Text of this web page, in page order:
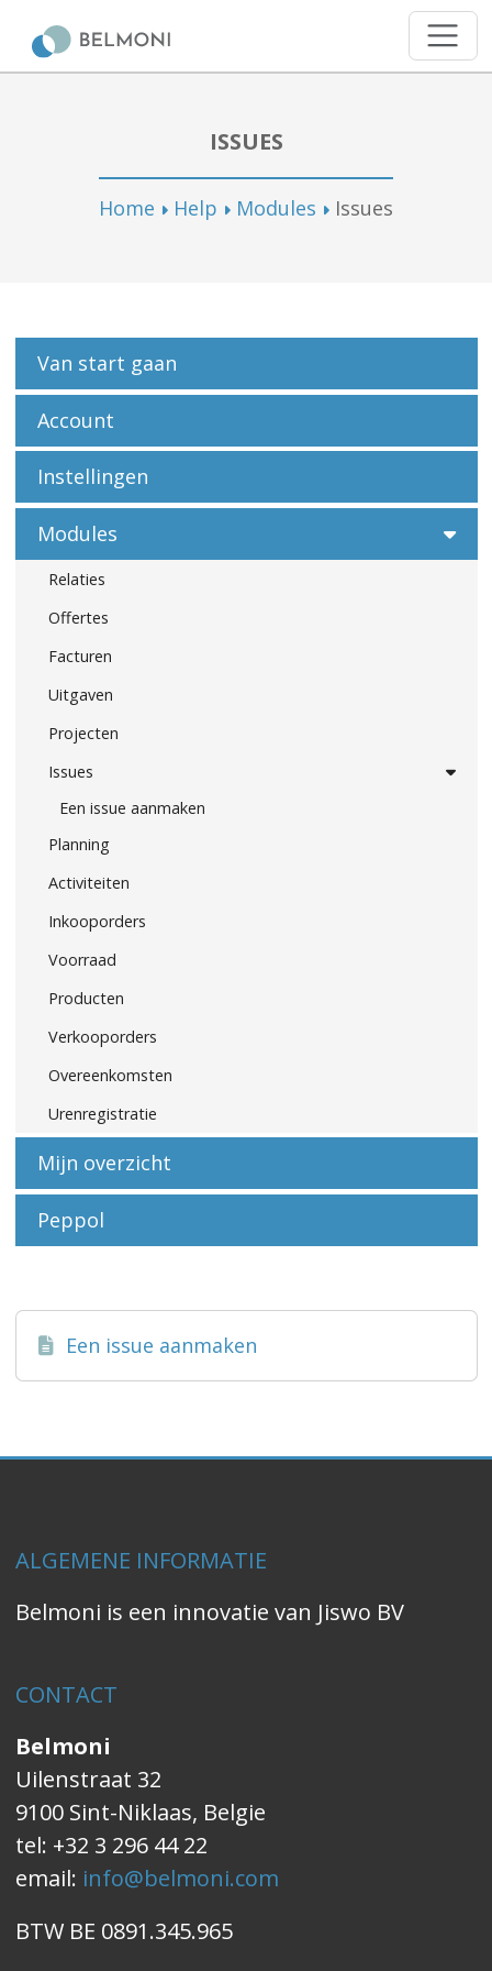
ISSUES
Home Help Modules Issues
Van start gaan
Account
Instellingen
Modules
Relaties
Offertes
Facturen
Uitgaven
Projecten
Issues
Een issue aanmaken
Planning
Activiteiten
Inkooporders
Voorraad
Producten
Verkooporders
Overeenkomsten
Urenregistratie
Mijn overzicht
Peppol
Een issue aanmaken
ALGEMENE INFORMATIE
Belmoni is een innovatie van Jiswo BV
CONTACT
Belmoni
Uilenstraat 32
9100 Sint-Niklaas, Belgie
tel: +32 3 296 44 22
email: info@belmoni.com
BTW BE 0891.345.965